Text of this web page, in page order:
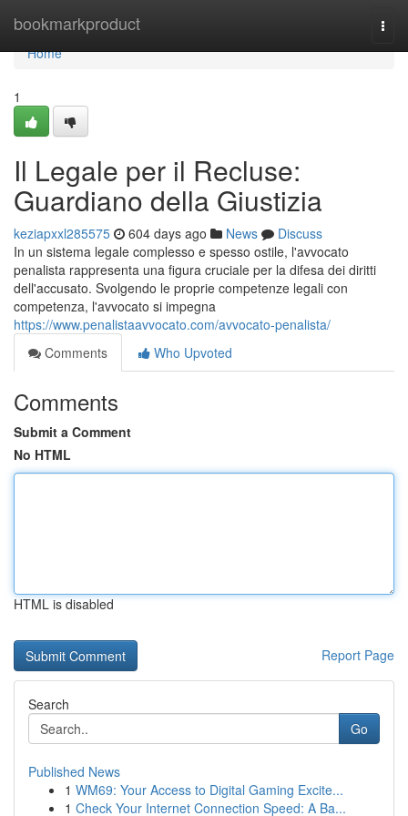
bookmarkproduct
Home
Home
1
Il Legale per il Recluse:
Guardiano della Giustizia
keziapxxl285575 604 days ago News
Discuss
In un sistema legale complesso e spesso ostile, l'avvocato
penalista rappresenta una figura cruciale per la difesa dei diritti
dell'accusato. Svolgendo le proprie competenze legali con
competenza, l'avvocato si impegna
https://www.penalistaavvocato.com/avvocato-penalista/
Comments
Who Upvoted
Comments
Submit a Comment
No HTML
HTML is disabled
Report Page
Search
Go
Published News
1 WM69: Your Access to Digital Gaming Excite...
1 Check Your Internet Connection Speed: A Ba...